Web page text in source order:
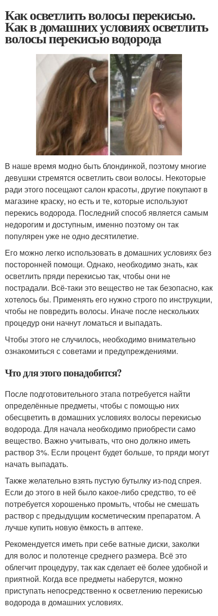
Как осветлить волосы перекисью.
Как в домашних условиях осветлить
волосы перекисью водорода
В наше время модно быть блондинкой, поэтому многие
девушки стремятся осветлить свои волосы. Некоторые
ради этого посещают салон красоты, другие покупают в
магазине краску, но есть и те, которые используют
перекись водорода. Последний способ является самым
недорогим и доступным, именно поэтому он так
популярен уже не одно десятилетие.
Его можно легко использовать в домашних условиях без
посторонней помощи. Однако, необходимо знать, как
осветлить пряди перекисью так, чтобы они не
пострадали. Всё-таки это вещество не так безопасно, как
хотелось бы. Применять его нужно строго по инструкции,
чтобы не повредить волосы. Иначе после нескольких
процедур они начнут ломаться и выпадать.
Чтобы этого не случилось, необходимо внимательно
ознакомиться с советами и предупреждениями.
Что для этого понадобится?
После подготовительного этапа потребуется найти
определённые предметы, чтобы с помощью них
обесцветить в домашних условиях волосы перекисью
водорода. Для начала необходимо приобрести само
вещество. Важно учитывать, что оно должно иметь
раствор 3%. Если процент будет больше, то пряди могут
начать выпадать.
Также желательно взять пустую бутылку из-под спрея.
Если до этого в ней было какое-либо средство, то её
потребуется хорошенько промыть, чтобы не смешать
раствор с предыдущим косметическим препаратом. А
лучше купить новую ёмкость в аптеке.
Рекомендуется иметь при себе ватные диски, заколки
для волос и полотенце среднего размера. Всё это
облегчит процедуру, так как сделает её более удобной и
приятной. Когда все предметы наберутся, можно
приступать непосредственно к осветлению перекисью
водорода в домашних условиях.